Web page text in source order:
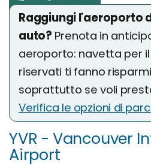
Raggiungi l'aeroporto
auto? Prenota in
aeroporto: navetta per
riservati ti fanno
soprattutto se voli
Verifica le opzioni di
YVR - Vancouver
Airport